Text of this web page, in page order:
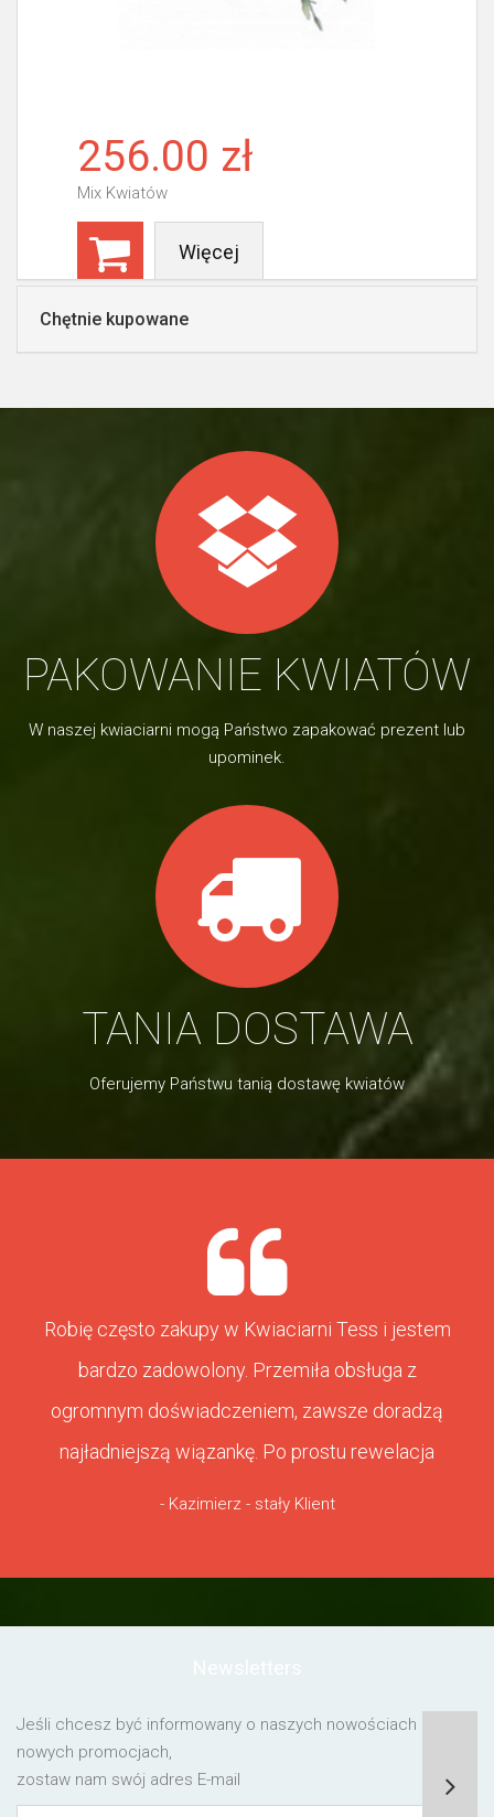
256.00 zł
Mix Kwiatów
Więcej
Chętnie kupowane
PAKOWANIE KWIATÓW
W naszej kwiaciarni mogą Państwo zapakować prezent lub
upominek.
TANIA DOSTAWA
Oferujemy Państwu tanią dostawę kwiatów
Robię często zakupy w Kwiaciarni Tess i jestem
bardzo zadowolony. Przemiła obsługa z
ogromnym doświadczeniem, zawsze doradzą
najładniejszą wiązankę. Po prostu rewelacja
- Kazimierz - stały Klient
Jeśli chcesz być informowany o naszych nowościach lub o
nowych promocjach,
zostaw nam swój adres E-mail